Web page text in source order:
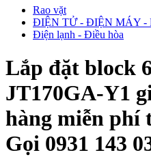
Rao vặt
ĐIỆN TỬ - ĐIỆN MÁY -
Điện lạnh - Điều hòa
Lắp đặt block
JT170GA-Y1
hàng miễn phí
Gọi 0931 143